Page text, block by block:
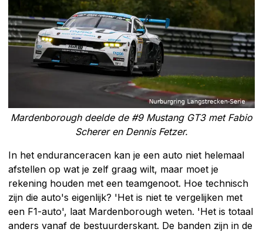
Mardenborough deelde de #9 Mustang GT3 met Fabio
Scherer en Dennis Fetzer.
In het enduranceracen kan je een auto niet helemaal
afstellen op wat je zelf graag wilt, maar moet je
rekening houden met een teamgenoot. Hoe technisch
zijn die auto's eigenlijk? 'Het is niet te vergelijken met
een F1-auto', laat Mardenborough weten. 'Het is totaal
anders vanaf de bestuurderskant. De banden zijn in de